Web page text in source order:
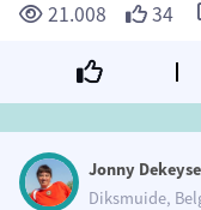
21.008 34
Jonny
Diksmuide,